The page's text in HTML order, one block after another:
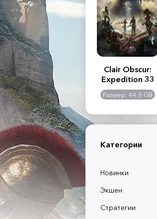
2:
-
GB
Assassin's Creed
Shadows
Размер: 117 GB
Clair Obscur:
Expedition 33
Размер: 44.9 GB
Категории
Новинки
Экшен
Стратегии